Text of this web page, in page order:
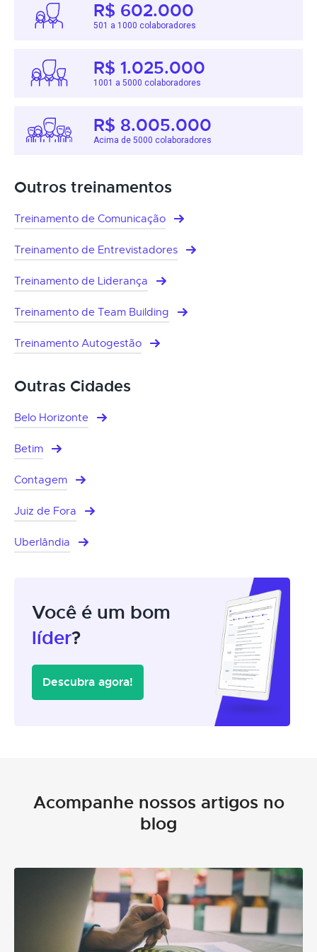
R$ 602.000
501 a 1000 colaboradores
R$ 1.025.000
1001 a 5000 colaboradores
R$ 8.005.000
Acima de 5000 colaboradores
Outros treinamentos
Treinamento de Comunicação
Treinamento de Entrevistadores
Treinamento de Liderança
Treinamento de Team Building
Treinamento Autogestão
Outras Cidades
Belo Horizonte
Betim
Contagem
Juiz de Fora
Uberlândia
Você é um bom
líder?
Descubra agora!
Acompanhe nossos artigos no
blog